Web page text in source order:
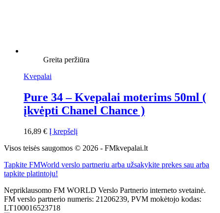
Greita peržiūra
Kvepalai
Pure 34 – Kvepalai moterims 50ml (
įkvėpti Chanel Chance )
16,89 € Į krepšelį
Visos teisės saugomos © 2026 - FMkvepalai.lt
Tapkite FMWorld verslo partneriu arba užsakykite prekes sau arba
tapkite platintoju!
Nepriklausomo FM WORLD Verslo Partnerio interneto svetainė.
FM verslo partnerio numeris: 21206239, PVM mokėtojo kodas:
LT100016523718